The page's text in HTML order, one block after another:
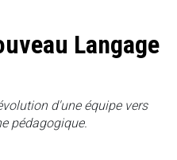
Langage
d'une équipe vers
pédagogique.